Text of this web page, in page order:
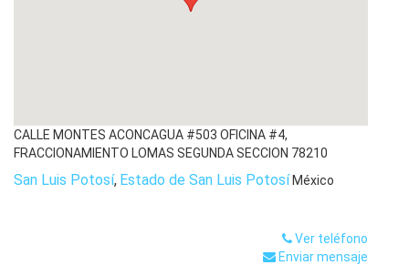
CALLE MONTES ACONCAGUA #503 OFICINA #4,
FRACCIONAMIENTO LOMAS SEGUNDA SECCION 78210
San Luis Potosí, Estado de San Luis Potosí México
Ver teléfono
Enviar mensaje